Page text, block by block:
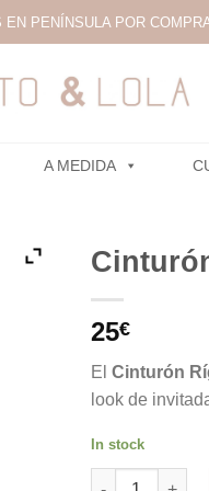
PENÍNSULA POR
A MEDIDA
25€
El Cinturón
look de
In stock
Cinturón